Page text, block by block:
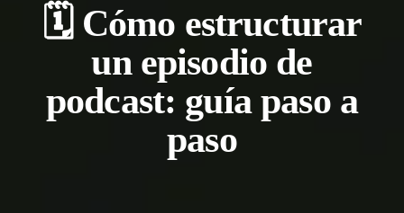
🗓️ Cómo estructurar
un episodio de
podcast: guía paso a
paso